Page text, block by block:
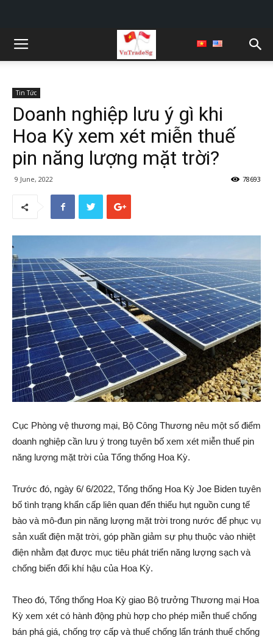
Tin Tức
Doanh nghiệp lưu ý gì khi
Hoa Kỳ xem xét miễn thuế
pin năng lượng mặt trời?
9 June, 2022 78693
Cục Phòng vệ thương mại, Bộ Công Thương nêu một số điểm
doanh nghiệp cần lưu ý trong tuyên bố xem xét miễn thuế pin
năng lượng mặt trời của Tổng thống Hoa Kỳ.
Trước đó, ngày 6/ 6/2022, Tổng thống Hoa Kỳ Joe Biden tuyên
bố tình trạng khẩn cấp liên quan đến thiếu hụt nguồn cung tế
bào và mô-đun pin năng lượng mặt trời trong nước để phục vụ
sản xuất điện mặt trời, góp phần giảm sự phụ thuộc vào nhiệt
điện nhằm đạt được mục tiêu phát triển năng lượng sạch và
chống biến đổi khí hậu của Hoa Kỳ.
Theo đó, Tổng thống Hoa Kỳ giao Bộ trưởng Thương mại Hoa
Kỳ xem xét có hành động phù hợp cho phép miễn thuế chống
bán phá giá, chống trợ cấp và thuế chống lẩn tránh thuế chống